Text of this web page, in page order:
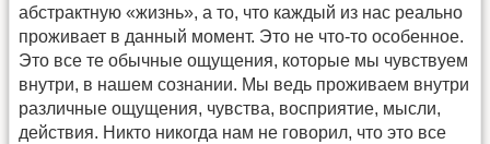
абстрактную «жизнь», а то, что каждый из нас реально
проживает в данный момент. Это не что-то особенное.
Это все те обычные ощущения, которые мы чувствуем
внутри, в нашем сознании. Мы ведь проживаем внутри
различные ощущения, чувства, восприятие, мысли,
действия. Никто никогда нам не говорил, что это все